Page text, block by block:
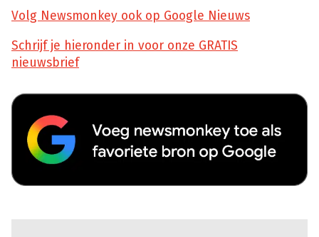
Volg Newsmonkey ook op Google Nieuws
Schrijf je hieronder in voor onze GRATIS
nieuwsbrief